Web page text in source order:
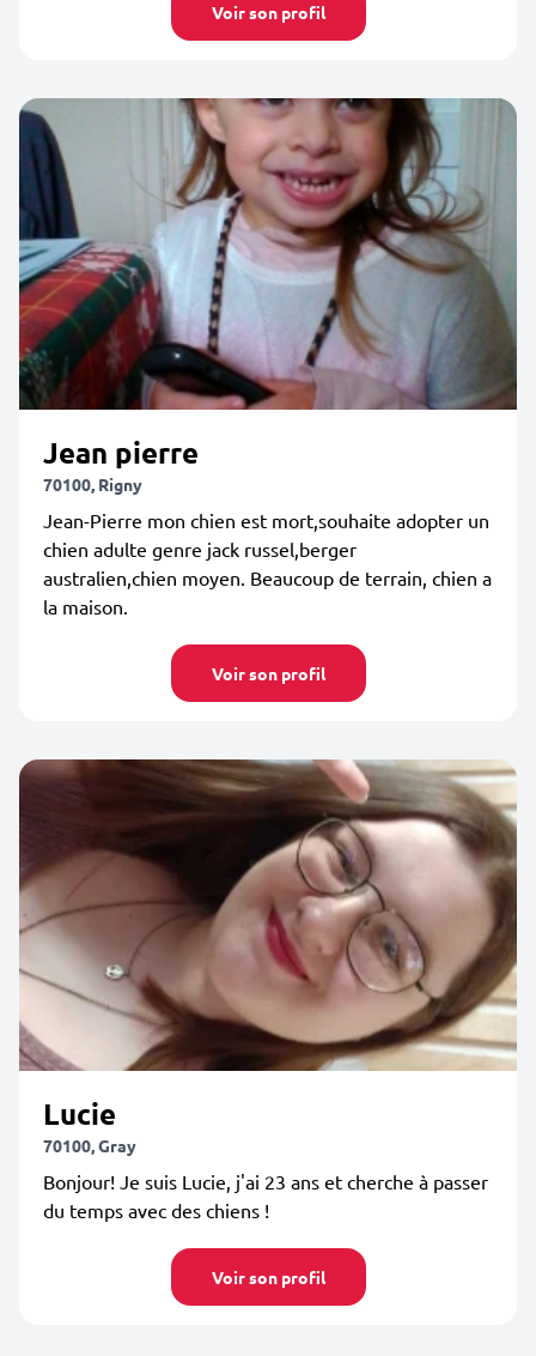
Voir son profil
Jean pierre
70100, Rigny
Jean-Pierre mon chien est mort,souhaite adopter un
chien adulte genre jack russel,berger
australien,chien moyen. Beaucoup de terrain, chien a
la maison.
Voir son profil
Lucie
70100, Gray
Bonjour! Je suis Lucie, j'ai 23 ans et cherche à passer
du temps avec des chiens !
Voir son profil